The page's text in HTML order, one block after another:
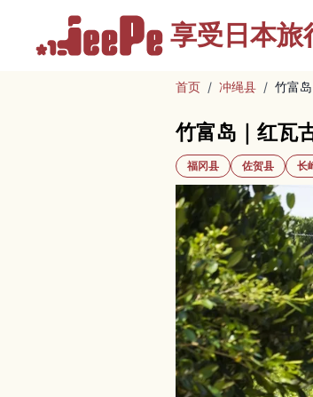
享受 日本旅
首页 / 冲绳县 / 竹富
竹富岛｜红瓦
福冈县 佐贺县 长